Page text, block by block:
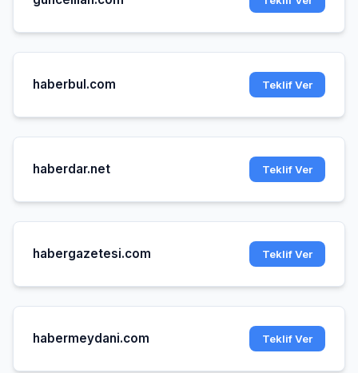
haberbul.com Teklif Ver
haberdar.net Teklif Ver
habergazetesi.com Teklif Ver
habermeydani.com Teklif Ver